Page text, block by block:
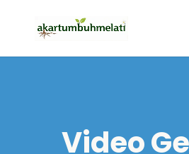
Video